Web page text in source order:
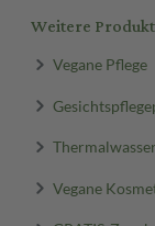
Weitere
Vegane Pflege
Thermalwasser
Vegane